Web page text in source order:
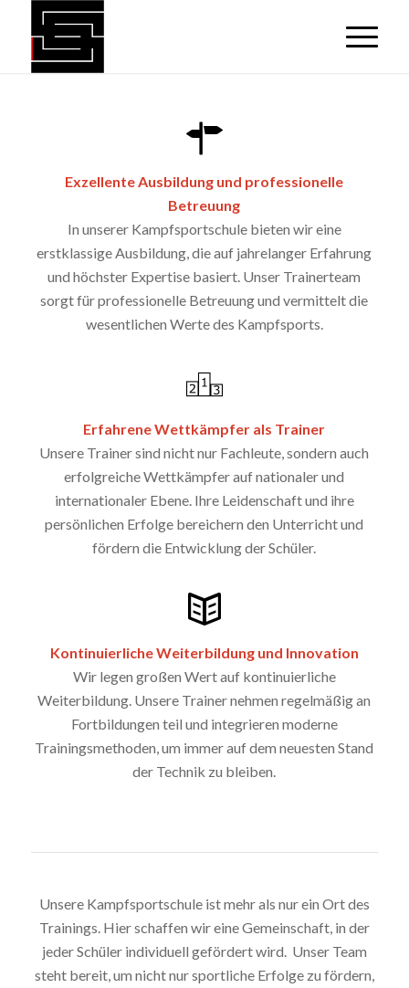
Exzellente Ausbildung und professionelle
Betreuung
In unserer Kampfsportschule bieten wir eine
erstklassige Ausbildung, die auf jahrelanger Erfahrung
und höchster Expertise basiert. Unser Trainerteam
sorgt für professionelle Betreuung und vermittelt die
wesentlichen Werte des Kampfsports.
Erfahrene Wettkämpfer als Trainer
Unsere Trainer sind nicht nur Fachleute, sondern auch
erfolgreiche Wettkämpfer auf nationaler und
internationaler Ebene. Ihre Leidenschaft und ihre
persönlichen Erfolge bereichern den Unterricht und
fördern die Entwicklung der Schüler.
Kontinuierliche Weiterbildung und Innovation
Wir legen großen Wert auf kontinuierliche
Weiterbildung. Unsere Trainer nehmen regelmäßig an
Fortbildungen teil und integrieren moderne
Trainingsmethoden, um immer auf dem neuesten Stand
der Technik zu bleiben.
Unsere Kampfsportschule ist mehr als nur ein Ort des
Trainings. Hier schaffen wir eine Gemeinschaft, in der
jeder Schüler individuell gefördert wird. Unser Team
steht bereit, um nicht nur sportliche Erfolge zu fördern,